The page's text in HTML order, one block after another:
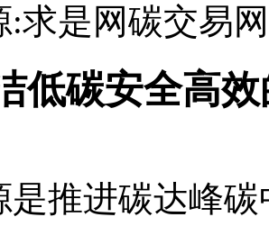
求是网碳交易网
低碳安全高
进碳达峰碳